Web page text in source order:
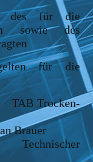
des für die
sowie des
gelten für die
Trocken-